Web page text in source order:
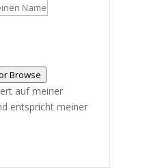
Browse
auf meiner
entspricht meiner